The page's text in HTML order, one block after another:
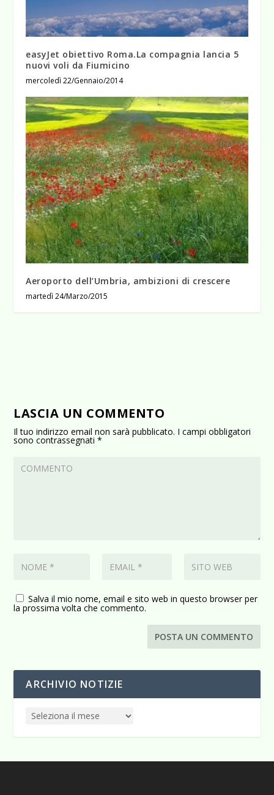
easyJet obiettivo Roma.La compagnia lancia 5
nuovi voli da Fiumicino
mercoledì 22/Gennaio/2014
Aeroporto dell’Umbria, ambizioni di crescere
martedì 24/Marzo/2015
LASCIA UN COMMENTO
Il tuo indirizzo email non sarà pubblicato. I campi obbligatori
sono contrassegnati*
Salva il mio nome, email e sito web in questo browser per
la prossima volta che commento.
ARCHIVIO NOTIZIE